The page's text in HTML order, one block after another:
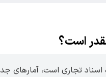
است؟
تجاری است، آمارهای